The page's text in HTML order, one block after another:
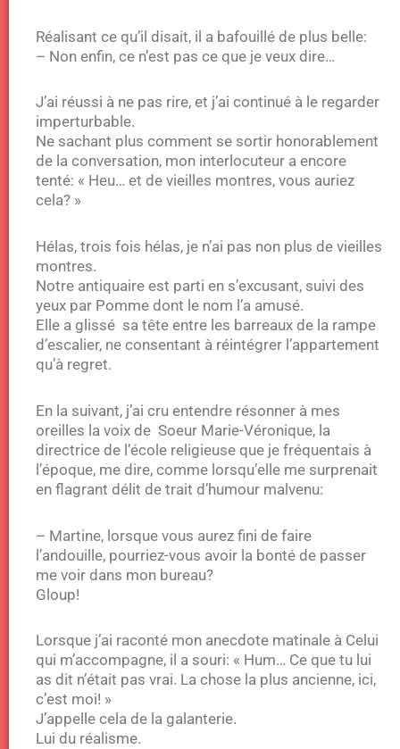
Réalisant ce qu’il disait, il a bafouillé de plus belle:
– Non enfin, ce n’est pas ce que je veux dire…
J’ai réussi à ne pas rire, et j’ai continué à le regarder
imperturbable.
Ne sachant plus comment se sortir honorablement
de la conversation, mon interlocuteur a encore
tenté: « Heu… et de vieilles montres, vous auriez
cela? »
Hélas, trois fois hélas, je n’ai pas non plus de vieilles
montres.
Notre antiquaire est parti en s’excusant, suivi des
yeux par Pomme dont le nom l’a amusé.
Elle a glissé sa tête entre les barreaux de la rampe
d’escalier, ne consentant à réintégrer l’appartement
qu’à regret.
En la suivant, j’ai cru entendre résonner à mes
oreilles la voix de Soeur Marie-Véronique, la
directrice de l’école religieuse que je fréquentais à
l’époque, me dire, comme lorsqu’elle me surprenait
en flagrant délit de trait d’humour malvenu:
– Martine, lorsque vous aurez fini de faire
l’andouille, pourriez-vous avoir la bonté de passer
me voir dans mon bureau?
Gloup!
Lorsque j’ai raconté mon anecdote matinale à Celui
qui m’accompagne, il a souri: « Hum… Ce que tu lui
as dit n’était pas vrai. La chose la plus ancienne, ici,
c’est moi! »
J’appelle cela de la galanterie.
Lui du réalisme.